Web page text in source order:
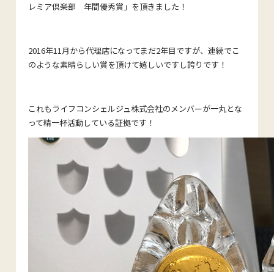
レミア倶楽部 年間優秀賞」を頂きました！
2016年11月から代理店になってまだ2年目ですが、連続でこ
のような素晴らしい賞を頂けて嬉しいですし誇りです！
これもライフコンシェルジュ株式会社のメンバーが一丸とな
って精一杯活動している証拠です！